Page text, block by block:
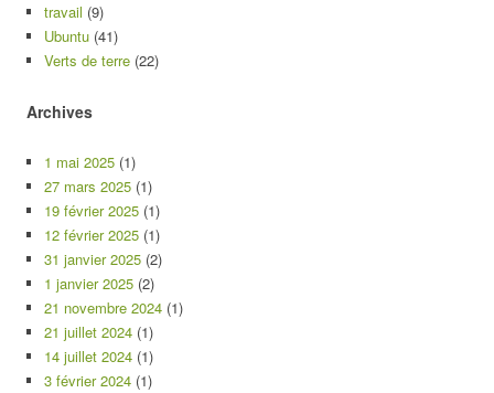
travail (9)
Ubuntu (41)
Verts de terre (22)
Archives
1 mai 2025 (1)
27 mars 2025 (1)
19 février 2025 (1)
12 février 2025 (1)
31 janvier 2025 (2)
1 janvier 2025 (2)
21 novembre 2024 (1)
21 juillet 2024 (1)
14 juillet 2024 (1)
3 février 2024 (1)